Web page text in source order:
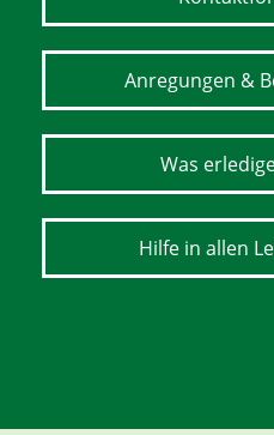
Anregungen &
Was
Hilfe in allen